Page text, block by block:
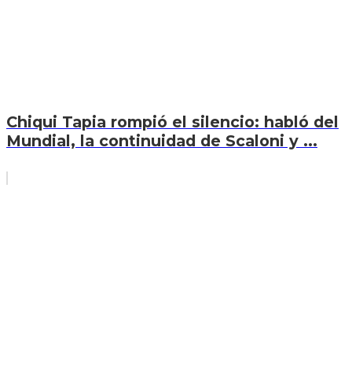
Chiqui Tapia rompió el silencio: habló del
Mundial, la continuidad de Scaloni y ...